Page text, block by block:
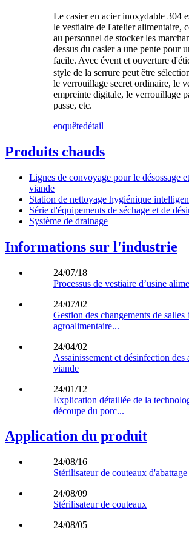
Le casier en acier inoxydable 304
le vestiaire de l'atelier alimentaire,
au personnel de stocker les
dessus du casier a une pente pour
facile. Avec évent et ouverture
style de la serrure peut être
le verrouillage secret ordinaire, le
empreinte digitale, le verrouillage
passe, etc.
enquêtedétail
Produits chauds
Lignes de convoyage pour le désossage
viande
Station de nettoyage hygiénique
Série d'équipements de séchage et de
Système de drainage
Informations sur l'industrie
24/07/18
Processus de vestiaire d’usine
24/07/02
Gestion des changements de salles
agroalimentaire...
24/04/02
Assainissement et désinfection des
viande
24/01/12
Explication détaillée de la
découpe du porc...
Application du produit
24/08/16
Stérilisateur de couteaux
24/08/09
Stérilisateur de couteaux
24/08/05